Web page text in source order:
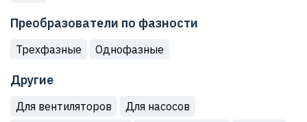
Преобразователи по фазности
Трехфазные Однофазные
Другие
Для вентиляторов
Для насосов